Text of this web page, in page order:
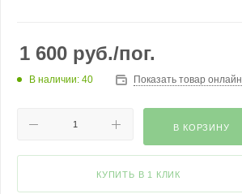
1 600 руб./пог.
В наличии: 40 Показать товар онлайн
В КОРЗИНУ
КУПИТЬ В 1 КЛИК